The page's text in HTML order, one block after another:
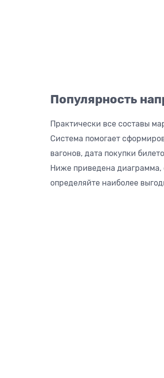
Популярность
Практически все составы
Система помогает
вагонов, дата покупки
Ниже приведена диаграмма,
определяйте наиболее